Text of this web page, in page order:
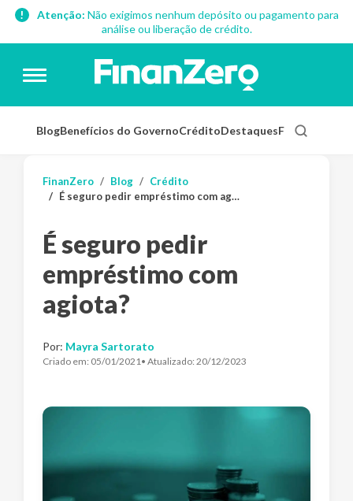
Atenção: Não exigimos nenhum depósito ou pagamento para
análise ou liberação de crédito.
BlogBenefícios do GovernoCréditoDestaquesFinanças
FinanZero Blog
Crédito
É seguro pedir empréstimo com agiota?
É seguro pedir
empréstimo com
agiota?
Por: Mayra Sartorato
Criado em: 05/01/2021• Atualizado: 20/12/2023